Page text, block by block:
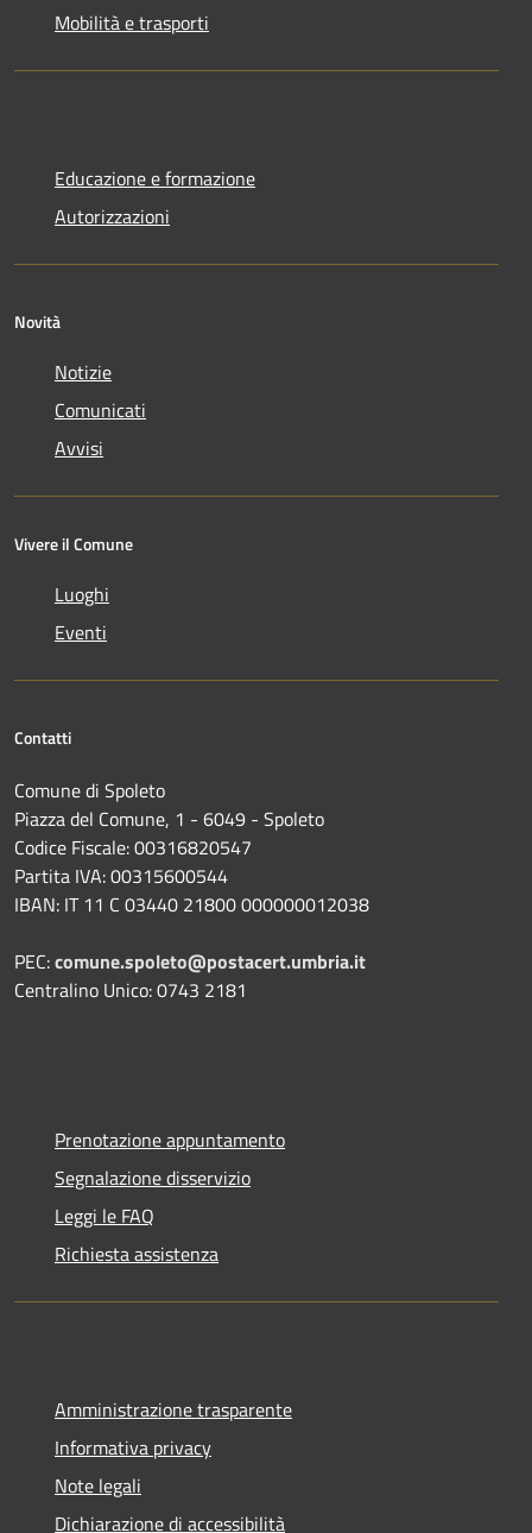
Mobilità e trasporti
Educazione e formazione
Autorizzazioni
Novità
Notizie
Comunicati
Avvisi
Vivere il Comune
Luoghi
Eventi
Contatti
Comune di Spoleto
Piazza del Comune, 1 - 6049 - Spoleto
Codice Fiscale: 00316820547
Partita IVA: 00315600544
IBAN: IT 11 C 03440 21800 000000012038
PEC:comune.spoleto@postacert.umbria.it
Centralino Unico: 0743 2181
Prenotazione appuntamento
Segnalazione disservizio
Leggi le FAQ
Richiesta assistenza
Amministrazione trasparente
Informativa privacy
Note legali
Dichiarazione di accessibilità